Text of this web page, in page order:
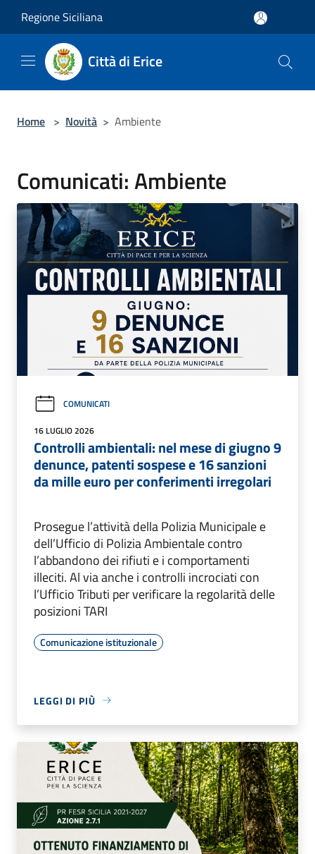
Regione Siciliana
Città di Erice
Home > Novità > Ambiente
Comunicati: Ambiente
COMUNICATI
16 LUGLIO 2026
Controlli ambientali: nel mese di giugno 9
denunce, patenti sospese e 16 sanzioni
da mille euro per conferimenti irregolari
Prosegue l’attività della Polizia Municipale e
dell’Ufficio di Polizia Ambientale contro
l’abbandono dei rifiuti e i comportamenti
illeciti. Al via anche i controlli incrociati con
l’Ufficio Tributi per verificare la regolarità delle
posizioni TARI
Comunicazione istituzionale
LEGGI DI PIÙ